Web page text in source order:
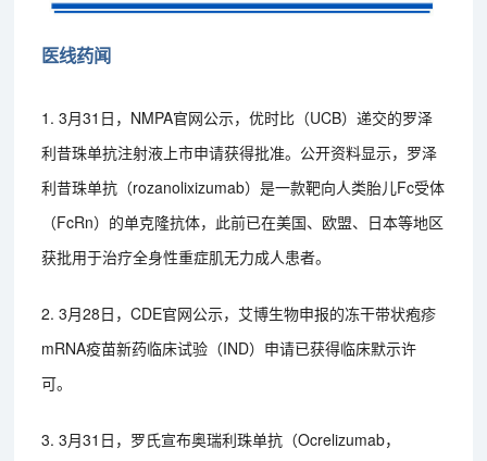
医线药闻
1. 3月31日，NMPA官网公示，优时比（UCB）递交的罗泽
利昔珠单抗注射液上市申请获得批准。公开资料显示，罗泽
利昔珠单抗（rozanolixizumab）是一款靶向人类胎儿Fc受体
（FcRn）的单克隆抗体，此前已在美国、欧盟、日本等地区
获批用于治疗全身性重症肌无力成人患者。
2. 3月28日，CDE官网公示，艾博生物申报的冻干带状疱疹
mRNA疫苗新药临床试验（IND）申请已获得临床默示许
可。
3. 3月31日，罗氏宣布奥瑞利珠单抗（Ocrelizumab，